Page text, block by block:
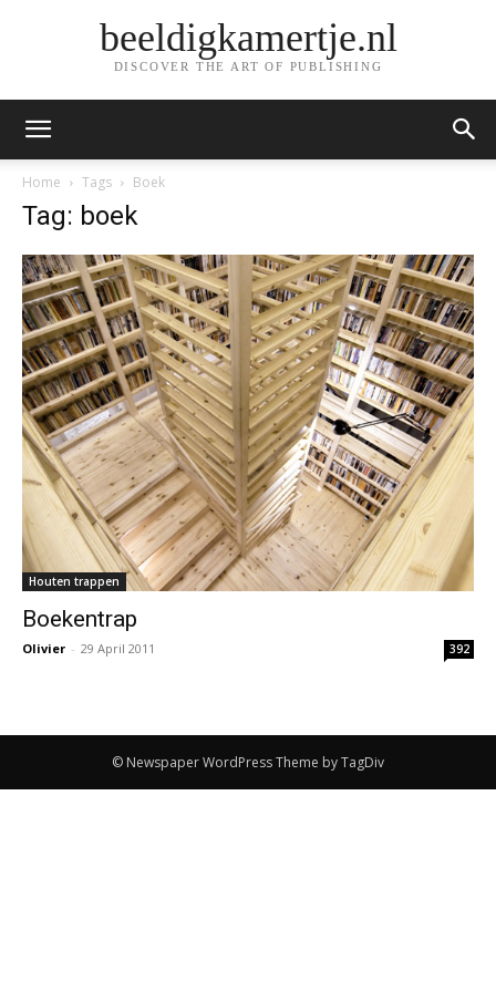
beeldigkamertje.nl
DISCOVER THE ART OF PUBLISHING
Home Tags Boek
Tag: boek
Houten trappen
Boekentrap
Olivier - 29 April 2011 392
© Newspaper WordPress Theme by TagDiv